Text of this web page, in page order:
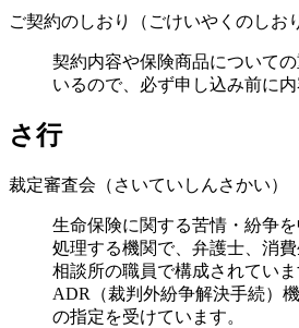
ご契約のしおり（ごけいやくのしお
契約内容や保険商品について
いるので、必ず申し込み前に内
さ行
裁定審査会（さいていしんさかい）
生命保険に関する苦情・紛争
処理する機関で、弁護士、消
相談所の職員で構成されてい
ADR（裁判外紛争解決手続）
の指定を受けています。